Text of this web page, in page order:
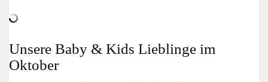
Unsere Baby & Kids Lieblinge im
Oktober